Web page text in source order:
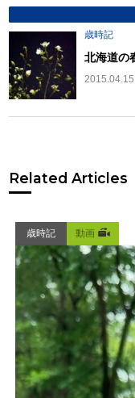
歳時記
北海道の
2015.04.15
Related Articles
歳時記 動画